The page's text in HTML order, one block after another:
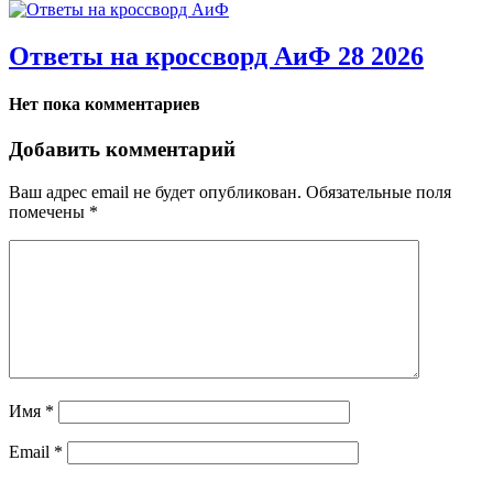
Ответы на кроссворд АиФ 28 2026
Нет пока комментариев
Добавить комментарий
Ваш адрес email не будет опубликован. Обязательные поля
помечены *
Имя *
Email *